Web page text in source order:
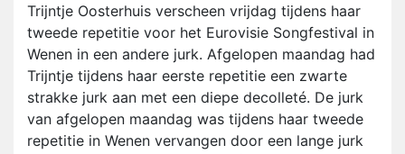
Trijntje Oosterhuis verscheen vrijdag tijdens haar
tweede repetitie voor het Eurovisie Songfestival in
Wenen in een andere jurk. Afgelopen maandag had
Trijntje tijdens haar eerste repetitie een zwarte
strakke jurk aan met een diepe decolleté. De jurk
van afgelopen maandag was tijdens haar tweede
repetitie in Wenen vervangen door een lange jurk